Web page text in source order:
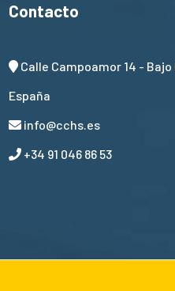
Contacto
Calle Campoamor 14 -
España
info@cchs.es
+34 91 046 86 53